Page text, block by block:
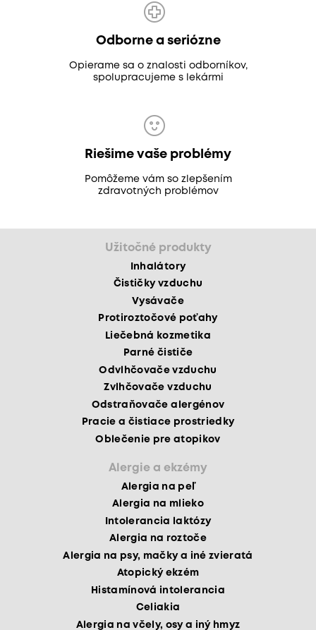
Odborne a seriózne
Opierame sa o znalosti odborníkov,
spolupracujeme s lekármi
Riešime vaše problémy
Pomôžeme vám so zlepšením
zdravotných problémov
Užitočné produkty
Inhalátory
Čističky vzduchu
Vysávače
Protiroztočové poťahy
Liečebná kozmetika
Parné čističe
Odvlhčovače vzduchu
Zvlhčovače vzduchu
Odstraňovače alergénov
Pracie a čistiace prostriedky
Oblečenie pre atopikov
Alergie a ekzémy
Alergia na peľ
Alergia na mlieko
Intolerancia laktózy
Alergia na roztoče
Alergia na psy, mačky a iné zvieratá
Atopický ekzém
Histamínová intolerancia
Celiakia
Alergia na včely, osy a iný hmyz